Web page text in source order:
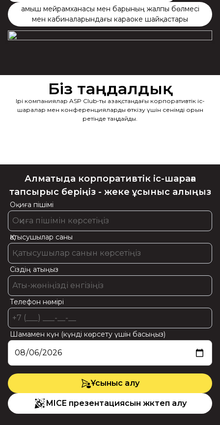
Қамыш мейрамханасы мен барының жалпы бөлмесі
мен кабиналарындағы караоке шайқастары
Біз таңдалдық
Ірі компаниялар ASP Club-ты Қазақстандағы корпоративтік іс-
шаралар мен конференцияларды өткізу үшін сенімді орын
ретінде таңдайды.
Алматыда корпоративтік іс-шараға
тапсырыс беріңіз - жеке ұсыныс алыңыз
Оқиға пішімі
Қатысушылар саны
Сіздің атыңыз
Телефон нөмірі
Шамамен күн (күнді көрсету үшін басыңыз)
Ұсыныс алу
MICE презентациясын жүктеп алу